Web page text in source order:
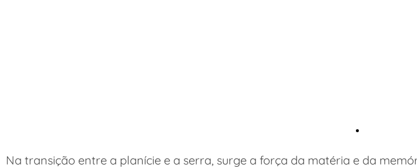
Na transição entre a planície e a serra, surge a força da matéria e da